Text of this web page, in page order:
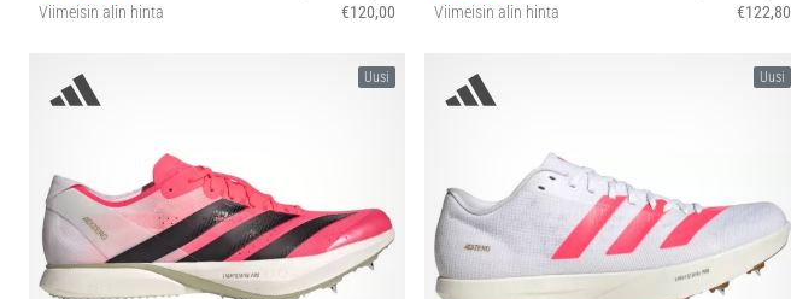
Viimeisin alin hinta €120,00
36⅔ 37⅓ 38⅔ 39⅓ 40 40⅔ 41⅓ 42 42⅔ 43⅓ 44
Viimeisin alin hinta €122,80
36⅔ 37⅓ 38 39⅓ 40 40⅔ 41⅓ 42 42⅔ 43⅓ 44
Uusi Uusi